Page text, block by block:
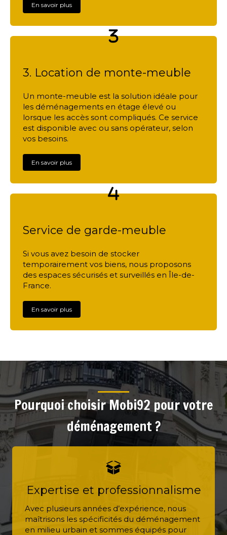
En savoir plus
3. Location de monte-meuble
Un monte-meuble est la solution idéale pour
les déménagements en étage élevé ou
lorsque les accès sont compliqués. Ce service
est disponible avec ou sans opérateur, selon
vos besoins.
En savoir plus
Service de garde-meuble
Si vous avez besoin de stocker
temporairement vos biens, nous proposons
des espaces sécurisés et surveillés en Île-de-
France.
En savoir plus
Pourquoi choisir Mobi92 pour votre
déménagement ?
Expertise et professionnalisme
Avec plusieurs années d’expérience, nous
maîtrisons les spécificités du déménagement
en milieu urbain et sommes équipés pour